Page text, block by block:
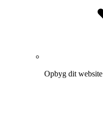
Opbyg dit website